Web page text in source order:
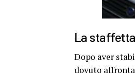
La staffetta
Dopo aver
dovuto